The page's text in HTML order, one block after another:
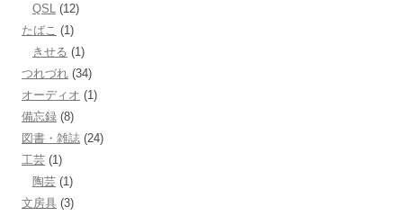
QSL
(12)
たばこ (1)
きせる (1)
つれづれ (34)
オーディオ (1)
備忘録 (8)
図書・雑誌 (24)
工芸 (1)
陶芸 (1)
文房具 (3)